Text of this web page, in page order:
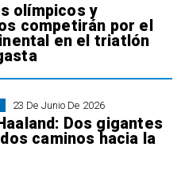
olímpicos y
competirán por el
en el triatlón
23 De Junio De 2026
Dos gigantes
caminos hacia la